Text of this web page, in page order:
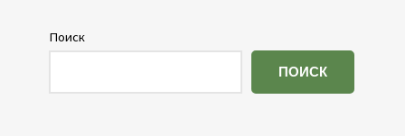
Поиск
ПОИСК